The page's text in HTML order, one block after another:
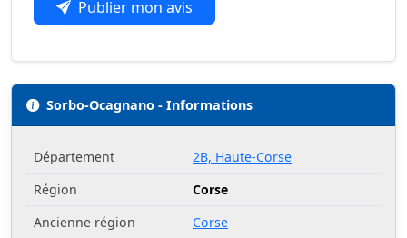
Publier mon avis
Sorbo-Ocagnano - Informations
Département
2B, Haute-Corse
Région
Corse
Ancienne région
Corse